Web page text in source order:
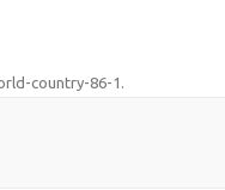
country-86-1 .